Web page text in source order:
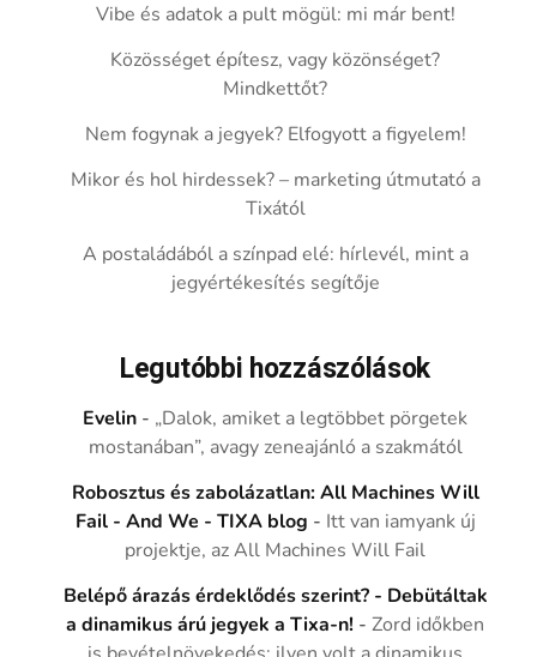
Vibe és adatok a pult mögül: mi már bent!
Közösséget építesz, vagy közönséget?
Mindkettőt?
Nem fogynak a jegyek? Elfogyott a figyelem!
Mikor és hol hirdessek? – marketing útmutató a
Tixától
A postaládából a színpad elé: hírlevél, mint a
jegyértékesítés segítője
Legutóbbi hozzászólások
Evelin - „Dalok, amiket a legtöbbet pörgetek
mostanában”, avagy zeneajánló a szakmától
Robosztus és zabolázatlan: All Machines Will
Fail - And We - TIXA blog - Itt van iamyank új
projektje, az All Machines Will Fail
Belépő árazás érdeklődés szerint? - Debütáltak
a dinamikus árú jegyek a Tixa-n! -Zord időkben